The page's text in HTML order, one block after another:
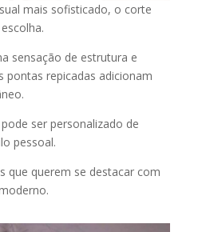
mais sofisticado, o corte
sensação de estrutura e
pontas repicadas adicionam
ser personalizado de
pessoal.
que querem se destacar com